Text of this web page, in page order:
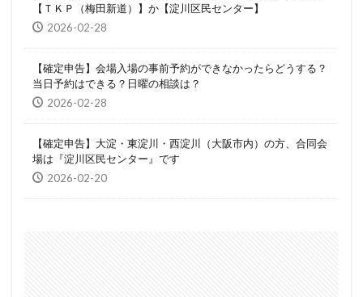
【ＴＫＰ（梅田新道）】か【淀川区民センター】
2026-02-28
【確定申告】会場入場の事前予約ができなかったらどうする？
当日予約はできる？日曜の相談は？
2026-02-28
【確定申告】大淀・東淀川・西淀川（大阪市内）の方、合同会
場は『淀川区民センター』です
2026-02-20